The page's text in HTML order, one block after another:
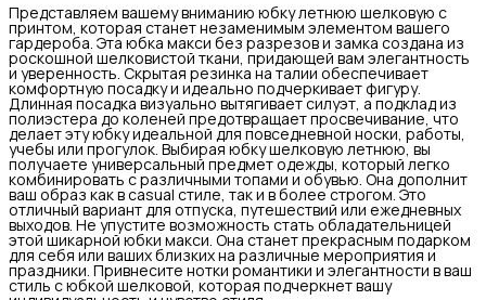
Представляем вашему вниманию юбку летнюю шелковую с
принтом, которая станет незаменимым элементом вашего
гардероба. Эта юбка макси без разрезов и замка создана из
роскошной шелковистой ткани, придающей вам элегантность
и уверенность. Скрытая резинка на талии обеспечивает
комфортную посадку и идеально подчеркивает фигуру.
Длинная посадка визуально вытягивает силуэт, а подклад из
полиэстера до коленей предотвращает просвечивание, что
делает эту юбку идеальной для повседневной носки, работы,
учебы или прогулок. Выбирая юбку шелковую летнюю, вы
получаете универсальный предмет одежды, который легко
комбинировать с различными топами и обувью. Она дополнит
ваш образ как в casual стиле, так и в более строгом. Это
отличный вариант для отпуска, путешествий или ежедневных
выходов. Не упустите возможность стать обладательницей
этой шикарной юбки макси. Она станет прекрасным подарком
для себя или ваших близких на различные мероприятия и
праздники. Привнесите нотки романтики и элегантности в ваш
стиль с юбкой шелковой, которая подчеркнет вашу